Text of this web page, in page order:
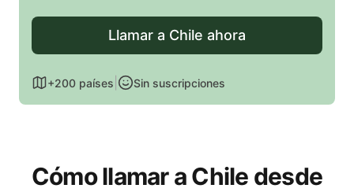
Llamar a Chile ahora
+200 países Sin suscripciones
Cómo llamar a Chile desde